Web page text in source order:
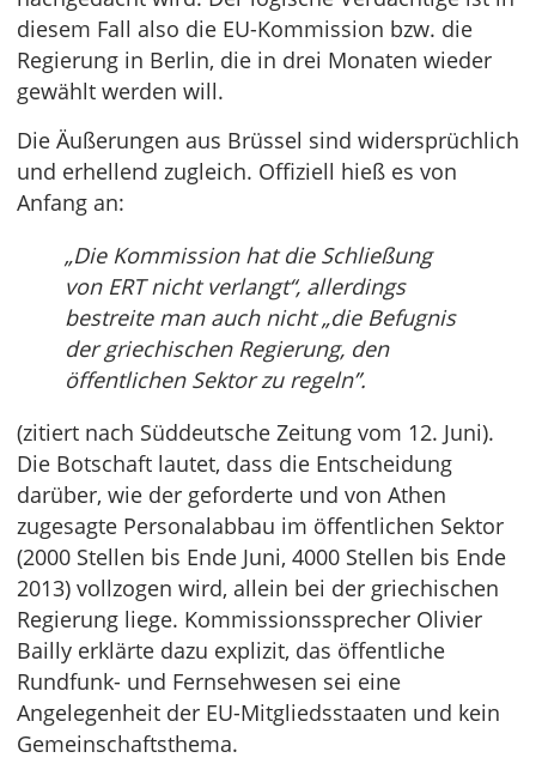
diesem Fall also die EU-Kommission bzw. die
Regierung in Berlin, die in drei Monaten wieder
gewählt werden will.
Die Äußerungen aus Brüssel sind widersprüchlich
und erhellend zugleich. Offiziell hieß es von
Anfang an:
„Die Kommission hat die Schließung
von ERT nicht verlangt“, allerdings
bestreite man auch nicht „die Befugnis
der griechischen Regierung, den
öffentlichen Sektor zu regeln”.
(zitiert nach Süddeutsche Zeitung vom 12. Juni).
Die Botschaft lautet, dass die Entscheidung
darüber, wie der geforderte und von Athen
zugesagte Personalabbau im öffentlichen Sektor
(2000 Stellen bis Ende Juni, 4000 Stellen bis Ende
2013) vollzogen wird, allein bei der griechischen
Regierung liege. Kommissionssprecher Olivier
Bailly erklärte dazu explizit, das öffentliche
Rundfunk- und Fernsehwesen sei eine
Angelegenheit der EU-Mitgliedsstaaten und kein
Gemeinschaftsthema.